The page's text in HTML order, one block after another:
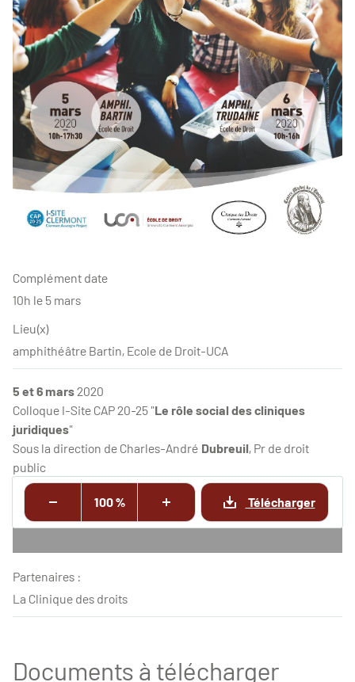
Complément date
10h le 5 mars
Lieu(x)
amphithéâtre Bartin, Ecole de Droit-UCA
5 et 6 mars2020
Colloque I-Site CAP 20-25 "Le rôle social des cliniques
juridiques"
Sous la direction de Charles-André Dubreuil, Pr de droit
public
100 % Télécharger
Partenaires :
La Clinique des droits
Documents à télécharger